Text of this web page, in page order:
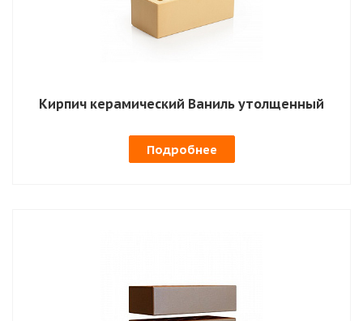
Кирпич керамический Ваниль утолщенный
Подробнее